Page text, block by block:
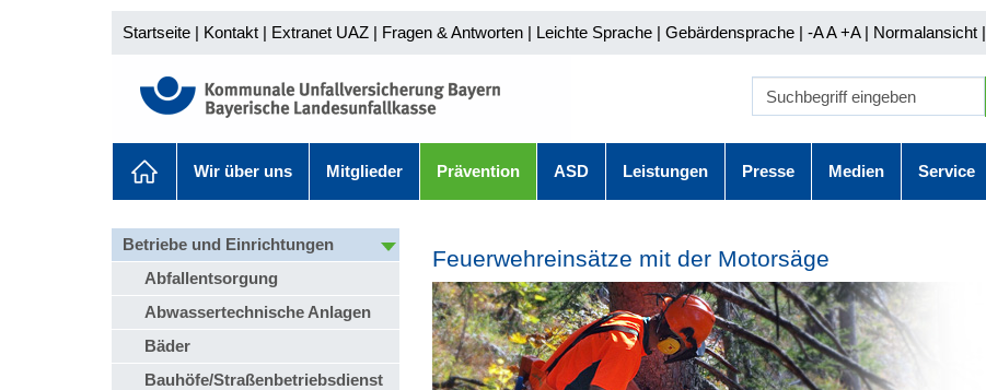
Startseite | Kontakt | Extranet UAZ | Fragen & Antworten | Leichte Sprache | Gebärdensprache | -A A+A | Normalansicht |
Wir über uns Mitglieder Prävention ASD Leistungen Presse Medien Service
Betriebe und Einrichtungen
Abfallentsorgung
Abwassertechnische Anlagen
Bäder
Bauhöfe/Straßenbetriebsdienst
Feuerwehreinsätze mit der Motorsäge